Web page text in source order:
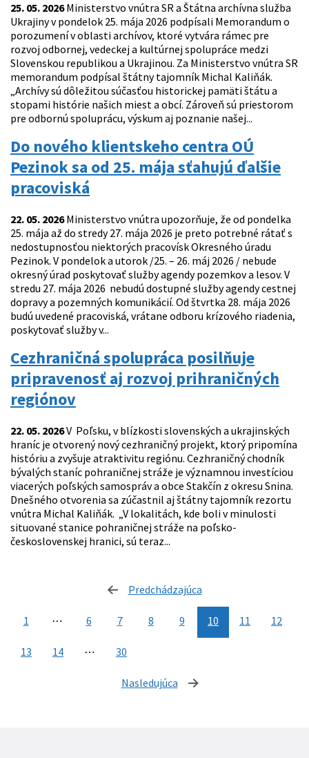
25. 05. 2026Ministerstvo vnútra SR a Štátna archívna služba
Ukrajiny v pondelok 25. mája 2026 podpísali Memorandum o
porozumení v oblasti archívov, ktoré vytvára rámec pre
rozvoj odbornej, vedeckej a kultúrnej spolupráce medzi
Slovenskou republikou a Ukrajinou. Za Ministerstvo vnútra SR
memorandum podpísal štátny tajomník Michal Kaliňák.
„Archívy sú dôležitou súčasťou historickej pamäti štátu a
stopami histórie našich miest a obcí. Zároveň sú priestorom
pre odbornú spoluprácu, výskum aj poznanie našej...
Do nového klientskeho centra OÚ
Pezinok sa od 25. mája sťahujú ďalšie
pracoviská
22. 05. 2026Ministerstvo vnútra upozorňuje, že od pondelka
25. mája až do stredy 27. mája 2026 je preto potrebné rátať s
nedostupnosťou niektorých pracovísk Okresného úradu
Pezinok. V pondelok a utorok /25. – 26. máj 2026 / nebude
okresný úrad poskytovať služby agendy pozemkov a lesov. V
stredu 27. mája 2026 nebudú dostupné služby agendy cestnej
dopravy a pozemných komunikácií. Od štvrtka 28. mája 2026
budú uvedené pracoviská, vrátane odboru krízového riadenia,
poskytovať služby v...
Cezhraničná spolupráca posilňuje
pripravenosť aj rozvoj prihraničných
regiónov
22. 05. 2026V Poľsku, v blízkosti slovenských a ukrajinských
hraníc je otvorený nový cezhraničný projekt, ktorý pripomína
históriu a zvyšuje atraktivitu regiónu. Cezhraničný chodník
bývalých staníc pohraničnej stráže je významnou investíciou
viacerých poľských samospráv a obce Stakčín z okresu Snina.
Dnešného otvorenia sa zúčastnil aj štátny tajomník rezortu
vnútra Michal Kaliňák. „V lokalitách, kde boli v minulosti
situované stanice pohraničnej stráže na poľsko-
československej hranici, sú teraz...
Predchádzajúca
1 ⋯ 6 7 8 9 10 11 12
13 14 ⋯ 30
Nasledujúca stránka